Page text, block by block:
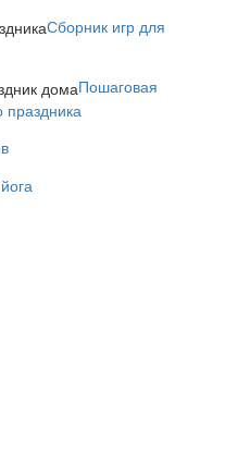
Сборник игр для
Пошаговая
праздника